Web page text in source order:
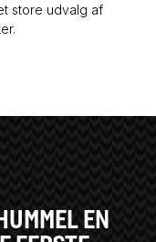
store udvalg af
EN